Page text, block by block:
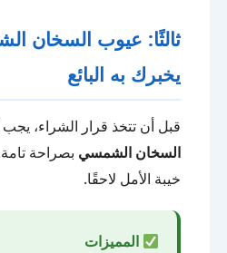
ثالثًا: عيوب السخان
يخبرك به البائع
قبل أن تتخذ قرار الشراء،
السخان الشمسي بصراحة
خيبة الأمل لاحقًا.
المميزات